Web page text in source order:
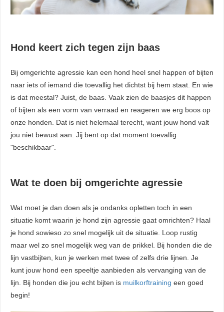
Hond keert zich tegen zijn baas
Bij omgerichte agressie kan een hond heel snel happen of bijten
naar iets of iemand die toevallig het dichtst bij hem staat. En wie
is dat meestal? Juist, de baas. Vaak zien de baasjes dit happen
of bijten als een vorm van verraad en reageren we erg boos op
onze honden. Dat is niet helemaal terecht, want jouw hond valt
jou niet bewust aan. Jij bent op dat moment toevallig
"beschikbaar".
Wat te doen bij omgerichte agressie
Wat moet je dan doen als je ondanks opletten toch in een
situatie komt waarin je hond zijn agressie gaat omrichten? Haal
je hond sowieso zo snel mogelijk uit de situatie. Loop rustig
maar wel zo snel mogelijk weg van de prikkel. Bij honden die de
lijn vastbijten, kun je werken met twee of zelfs drie lijnen. Je
kunt jouw hond een speeltje aanbieden als vervanging van de
lijn. Bij honden die jou echt bijten is muilkorftraining een goed
begin!